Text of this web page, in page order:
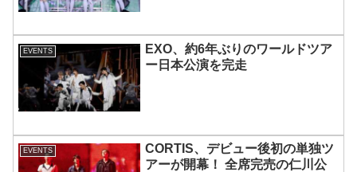
EVENTS
EXO、約6年ぶりのワールドツア
ー日本公演を完走
EVENTS
CORTIS、デビュー後初の単独ツ
アーが開幕！ 全席完売の仁川公